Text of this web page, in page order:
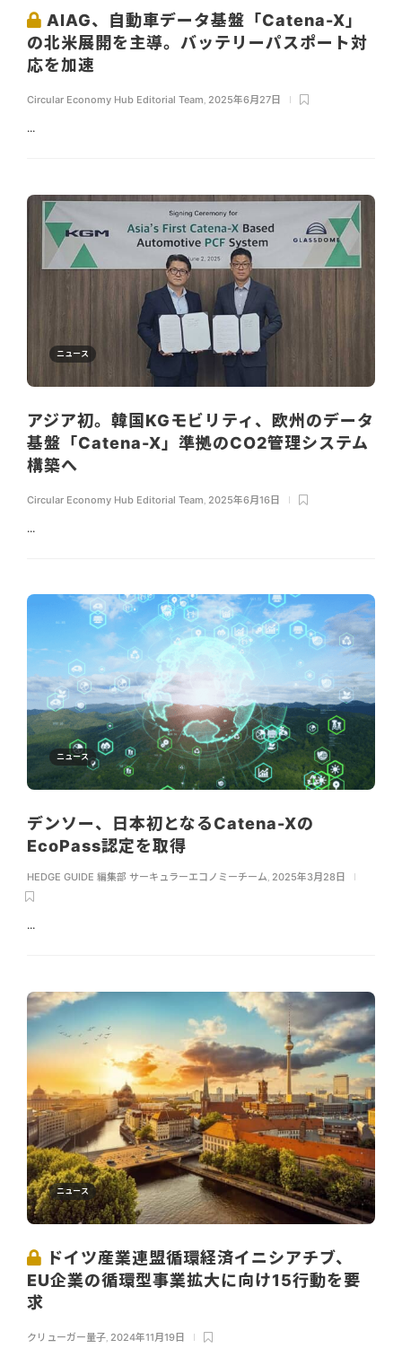
AIAG、自動車データ基盤「Catena-X」
の北米展開を主導。バッテリーパスポート対
応を加速
Circular Economy Hub Editorial Team 2025年6月27日
...
ニュース
アジア初。韓国KGモビリティ、欧州のデータ
基盤「Catena-X」準拠のCO2管理システム
構築へ
Circular Economy Hub Editorial Team 2025年6月16日
...
ニュース
デンソー、日本初となるCatena-Xの
EcoPass認定を取得
HEDGE GUIDE 編集部 サーキュラーエコノミーチーム, 2025年3月28日
...
ニュース
ドイツ産業連盟循環経済イニシアチブ、
EU企業の循環型事業拡大に向け15行動を要
求
クリューガー量子 2024年11月19日